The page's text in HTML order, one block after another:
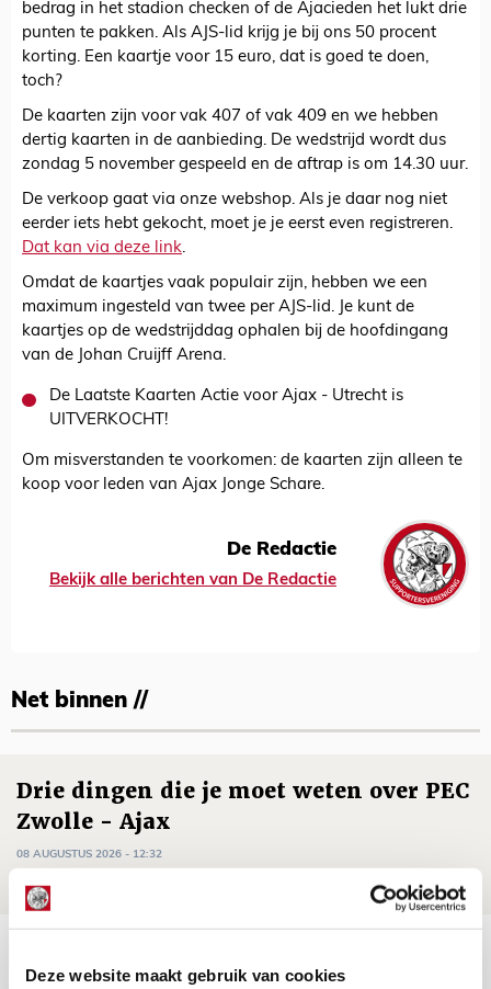
Deze website maakt gebruik van cookies
bedrag in het stadion checken of de Ajacieden het lukt drie
punten te pakken. Als AJS-lid krijg je bij ons 50 procent
korting. Een kaartje voor 15 euro, dat is goed te doen,
toch?
De kaarten zijn voor vak 407 of vak 409 en we hebben
dertig kaarten in de aanbieding. De wedstrijd wordt dus
zondag 5 november gespeeld en de aftrap is om 14.30 uur.
De verkoop gaat via onze webshop. Als je daar nog niet
eerder iets hebt gekocht, moet je je eerst even registreren.
Dat kan via deze link.
Omdat de kaartjes vaak populair zijn, hebben we een
maximum ingesteld van twee per AJS-lid. Je kunt de
kaartjes op de wedstrijddag ophalen bij de hoofdingang
van de Johan Cruijff Arena.
De Laatste Kaarten Actie voor Ajax - Utrecht is
UITVERKOCHT!
Om misverstanden te voorkomen: de kaarten zijn alleen te
koop voor leden van Ajax Jonge Schare.
De Redactie
Bekijk alle berichten van De Redactie
Net binnen //
Drie dingen die je moet weten over PEC
Zwolle - Ajax
08 AUGUSTUS 2026 - 12:32
jij aan nieuw eredivisieseizoen?